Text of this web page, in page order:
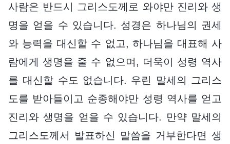
사람은 반드시 그리스도께로 와야만 진리와 생
명을 얻을 수 있습니다. 성경은 하나님의 권세
와 능력을 대신할 수 없고, 하나님을 대표해 사
람에게 생명을 줄 수 없으며, 더욱이 성령 역사
를 대신할 수도 없습니다. 우린 말세의 그리스
도를 받아들이고 순종해야만 성령 역사를 얻고
진리와 생명을 얻을 수 있습니다. 만약 말세의
그리스도께서 발표하신 말씀을 거부한다면 생